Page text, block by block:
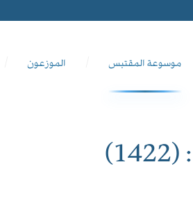
موسوعة المقتبس الموزعون
: (1422)